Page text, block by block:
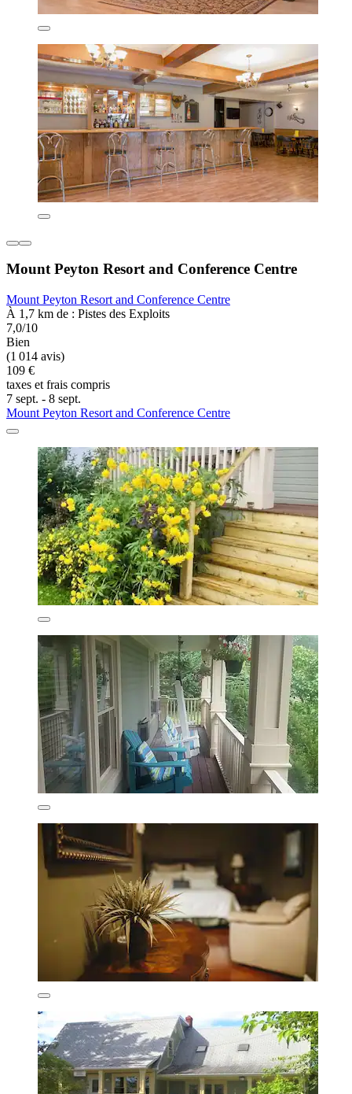
Mount Peyton Resort and Conference Centre
Mount Peyton Resort and Conference Centre
À 1,7 km de : Pistes des Exploits
7,0/10
Bien
(1 014 avis)
109 €
taxes et frais compris
7 sept. - 8 sept.
Mount Peyton Resort and Conference Centre